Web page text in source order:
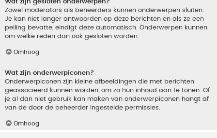
Zowel moderators als beheerders kunnen onderwerpen sluiten.
Je kan niet langer antwoorden op deze berichten en als ze een
peiling bevatte, eindigt deze automatisch. Onderwerpen kunnen
om welke reden dan ook gesloten worden.
Omhoog
Wat zijn onderwerpiconen?
Onderwerpiconen zijn kleine afbeeldingen die met berichten
geassocieerd kunnen worden, om zo hun inhoud aan te tonen. Of
je al dan niet gebruik kan maken van onderwerpiconen hangt af
van de door de beheerder ingestelde permissies.
Omhoog